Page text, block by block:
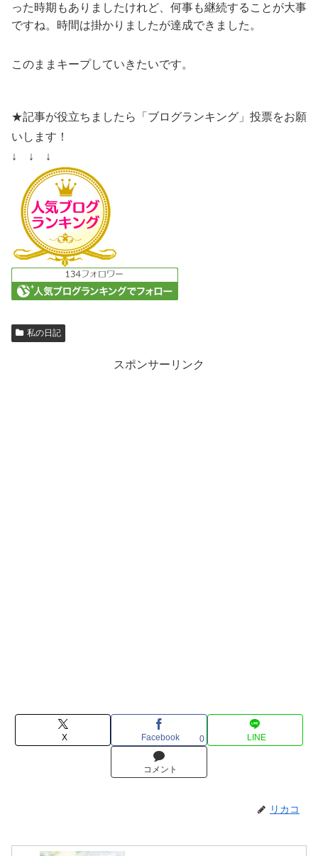
った時期もありましたけれど、何事も継続することが大事
ですね。時間は掛かりましたが達成できました。
このままキープしていきたいです。
★記事が役立ちましたら「ブログランキング」投票をお願
いします！
↓ ↓ ↓
私の日記
スポンサーリンク
X Facebook 0 LINE
コメント
リカコ